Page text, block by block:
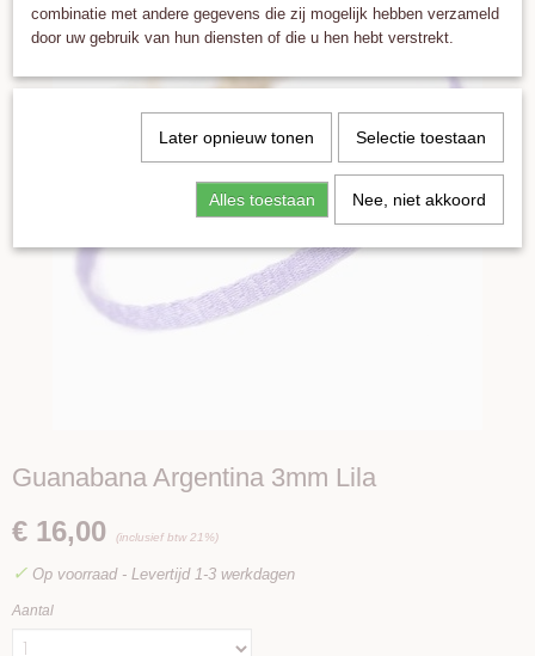
Guanabana Argentina 3mm Lila
€ 16,00 (inclusief btw 21%)
✓ Op voorraad - Levertijd 1-3 werkdagen
Aantal
combinatie met andere gegevens die zij mogelijk hebben verzameld
door uw gebruik van hun diensten of die u hen hebt verstrekt.
Later opnieuw tonen Selectie toestaan
Alles toestaan Nee, niet akkoord